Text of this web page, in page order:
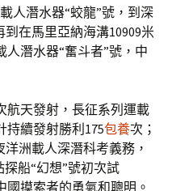
人潛水器“蛟龍”號，到深
在馬里亞納海溝10909米
潛水器“奮斗者”號，中
航天發射，長征系列運載
持續發射勝利175包養次；
洲載人深潛科考義務，
船“幻想”號初次試
摸索者的勇氣和聰明。